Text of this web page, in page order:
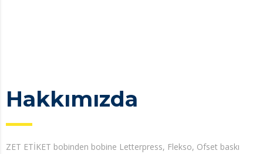
Hakkımızda
ZET ETİKET bobinden bobine Letterpress, Flekso, Ofset baskı